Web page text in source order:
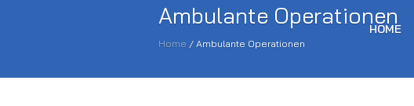
HOME
Ambulante Operationen
Home / Ambulante Operationen